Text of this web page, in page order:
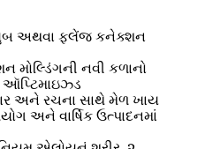
અથવા ફ્લેંજ કનેક્શન
મોલ્ડિંગની નવી કળાનો
ઑપ્ટિમાઇઝ્ડ
અને રચના સાથે મેળ ખાય
અને વાર્ષિક ઉત્પાદનમાં